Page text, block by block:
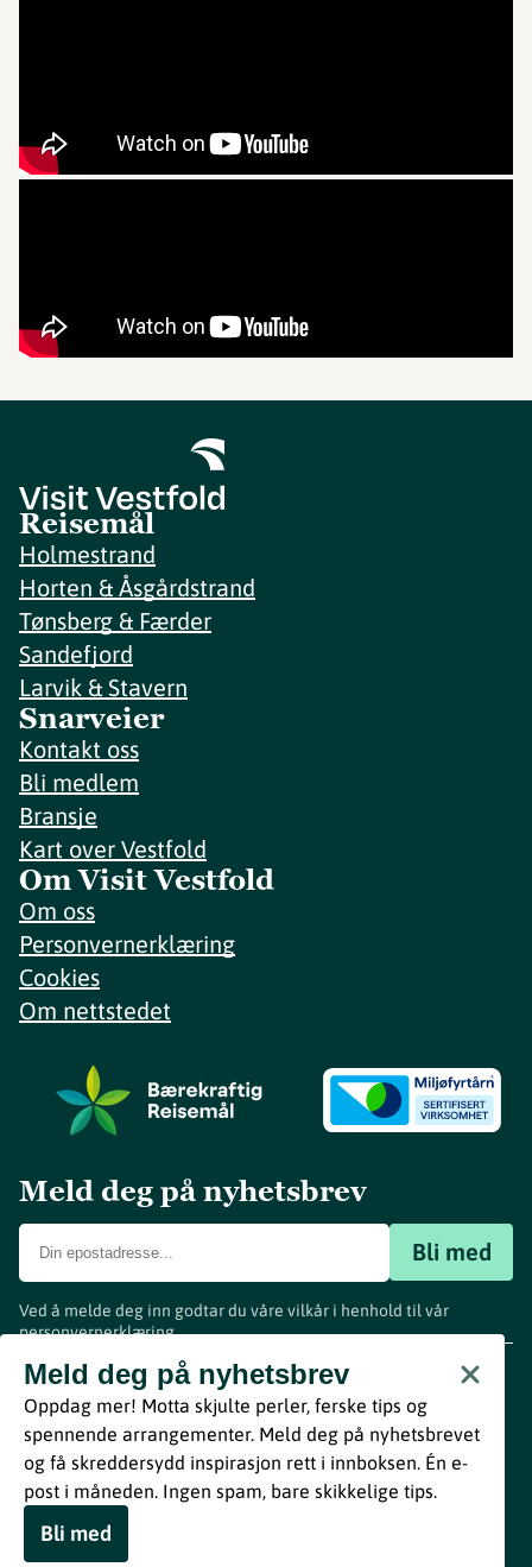
Reisemål
Holmestrand
Horten & Åsgårdstrand
Tønsberg & Færder
Sandefjord
Larvik & Stavern
Snarveier
Kontakt oss
Bli medlem
Bransje
Kart over Vestfold
Om Visit Vestfold
Om oss
Personvernerklæring
Cookies
Om nettstedet
Meld deg på nyhetsbrev
Bli med
Ved å melde deg inn godtar du våre vilkår i henhold til vår
personvernerklæring.
Meld deg på nyhetsbrev
Oppdag mer! Motta skjulte perler, ferske tips og
spennende arrangementer. Meld deg på nyhetsbrevet
og få skreddersydd inspirasjon rett i innboksen. Én e-
post i måneden. Ingen spam, bare skikkelige tips.
Bli med
www.visitvestfold.com
Turistinformasjon
Vestfold Fylkeskommune
ByBreakfast